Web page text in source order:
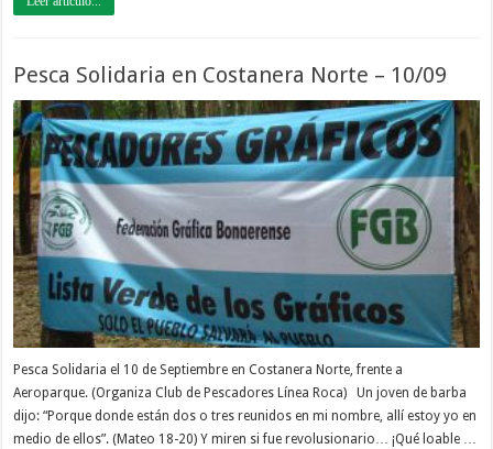
Pesca Solidaria en Costanera Norte – 10/09
Pesca Solidaria el 10 de Septiembre en Costanera Norte, frente a
Aeroparque. (Organiza Club de Pescadores Línea Roca) Un joven de barba
dijo: “Porque donde están dos o tres reunidos en mi nombre, allí estoy yo en
medio de ellos”. (Mateo 18-20) Y miren si fue revolusionario… ¡Qué loable …